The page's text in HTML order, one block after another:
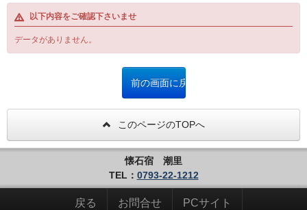
以下内容をご確認下さいませ
データがありません。
このページのTOPへ
懐石宿 潮里
TEL： 0793-22-1212
戻る お問合せ PCサイト